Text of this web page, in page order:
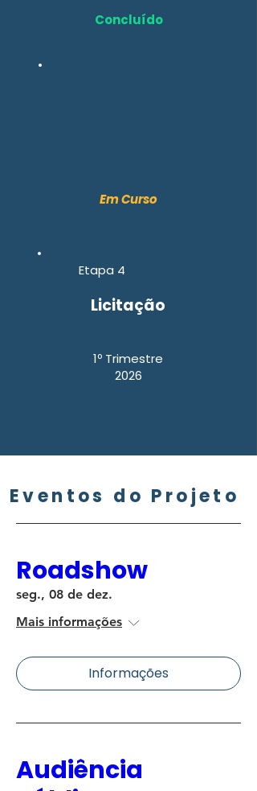
Concluído
Em Curso
Etapa 4
Licitação
1º Trimestre
2026
Eventos do Projeto
Roadshow
seg., 08 de dez.
Mais informações
Informações
Audiência